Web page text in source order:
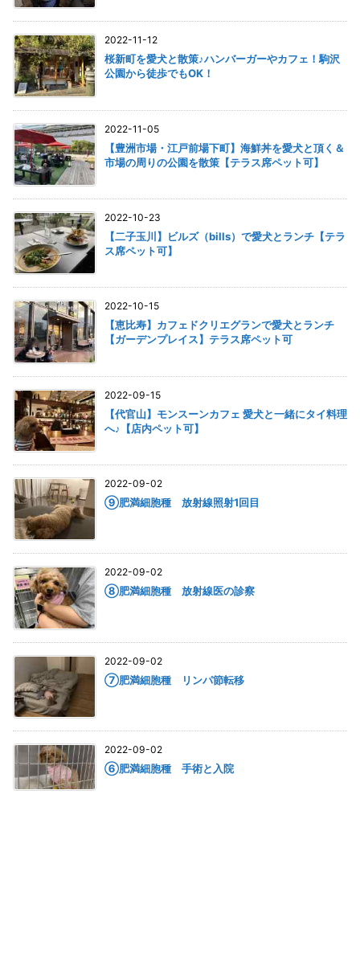
2022-11-12
桜新町を愛犬と散策♪ハンバーガーやカフェ！駒沢
公園から徒歩でもOK！
2022-11-05
【豊洲市場・江戸前場下町】海鮮丼を愛犬と頂く＆
市場の周りの公園を散策【テラス席ペット可】
2022-10-23
【二子玉川】ビルズ（bills）で愛犬とランチ【テラ
ス席ペット可】
2022-10-15
【恵比寿】カフェドクリエグランで愛犬とランチ
【ガーデンプレイス】テラス席ペット可
2022-09-15
【代官山】モンスーンカフェ 愛犬と一緒にタイ料理
へ♪【店内ペット可】
2022-09-02
⑨肥満細胞種 放射線照射1回目
2022-09-02
⑧肥満細胞種 放射線医の診察
2022-09-02
⑦肥満細胞種 リンパ節転移
2022-09-02
⑥肥満細胞種 手術と入院